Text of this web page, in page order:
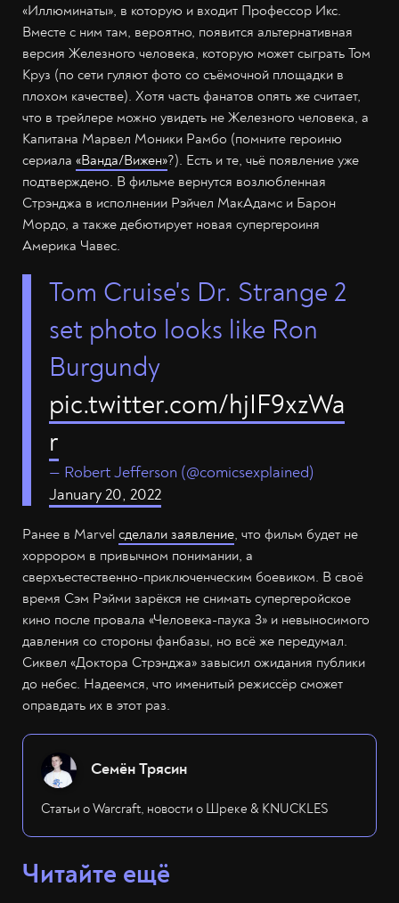
«Иллюминаты», в которую и входит Профессор Икс.
Вместе с ним там, вероятно, появится альтернативная
версия Железного человека, которую может сыграть Том
Круз (по сети гуляют фото со съёмочной площадки в
плохом качестве). Хотя часть фанатов опять же считает,
что в трейлере можно увидеть не Железного человека, а
Капитана Марвел Моники Рамбо (помните героиню
сериала «Ванда/Вижен»?). Есть и те, чьё появление уже
подтверждено. В фильме вернутся возлюбленная
Стрэнджа в исполнении Рэйчел МакАдамс и Барон
Мордо, а также дебютирует новая супергероиня
Америка Чавес.
Tom Cruise's Dr. Strange 2
set photo looks like Ron
Burgundy
pic.twitter.com/hjIF9xzWa
r
— Robert Jefferson (@comicsexplained)
January 20, 2022
Ранее в Marvel сделали заявление, что фильм будет не
хоррором в привычном понимании, а
сверхъестественно-приключенческим боевиком. В своё
время Сэм Рэйми зарёкся не снимать супергеройское
кино после провала «Человека-паука 3» и невыносимого
давления со стороны фанбазы, но всё же передумал.
Сиквел «Доктора Стрэнджа» завысил ожидания публики
до небес. Надеемся, что именитый режиссёр сможет
оправдать их в этот раз.
Семён Трясин
Статьи о Warcraft, новости о Шреке & KNUCKLES
Читайте ещё